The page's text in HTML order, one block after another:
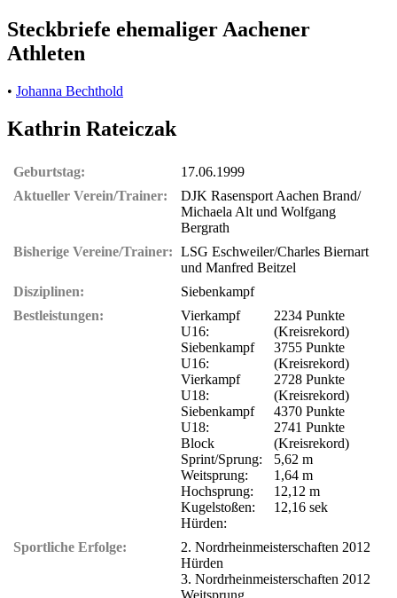
Steckbriefe ehemaliger Aachener
Athleten
• Johanna Bechthold
Kathrin Rateiczak
Geburtstag:
17.06.1999
Aktueller Verein/Trainer:
DJK Rasensport Aachen Brand/
Michaela Alt und Wolfgang
Bergrath
Bisherige Vereine/Trainer: LSG Eschweiler/Charles Biernart
und Manfred Beitzel
Disziplinen:
Siebenkampf
Bestleistungen:
Vierkampf
U16:
Siebenkampf
U16:
Vierkampf
U18:
Siebenkampf
U18:
Block
Sprint/Sprung:
Weitsprung:
Hochsprung:
Kugelstoßen:
Hürden:
2234 Punkte
(Kreisrekord)
3755 Punkte
(Kreisrekord)
2728 Punkte
(Kreisrekord)
4370 Punkte
2741 Punkte
(Kreisrekord)
5,62 m
1,64 m
12,12 m
12,16 sek
Sportliche Erfolge:
2. Nordrheinmeisterschaften 2012
Hürden
3. Nordrheinmeisterschaften 2012